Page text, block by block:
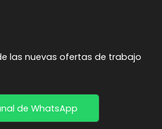
las nuevas ofertas de trabajo
de WhatsApp